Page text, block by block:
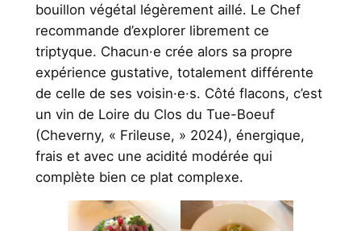
bouillon végétal légèrement aillé. Le Chef
recommande d’explorer librement ce
triptyque. Chacun·e crée alors sa propre
expérience gustative, totalement différente
de celle de ses voisin·e·s. Côté flacons, c’est
un vin de Loire du Clos du Tue-Boeuf
(Cheverny, « Frileuse, » 2024), énergique,
frais et avec une acidité modérée qui
complète bien ce plat complexe.